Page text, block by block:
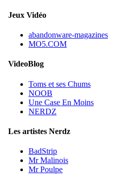
Jeux Vidéo
abandonware-magazines
MO5.COM
VideoBlog
Toms et ses Chums
NOOB
Une Case En Moins
NERDZ
Les artistes Nerdz
BadStrip
Mr Malinois
Mr Poulpe